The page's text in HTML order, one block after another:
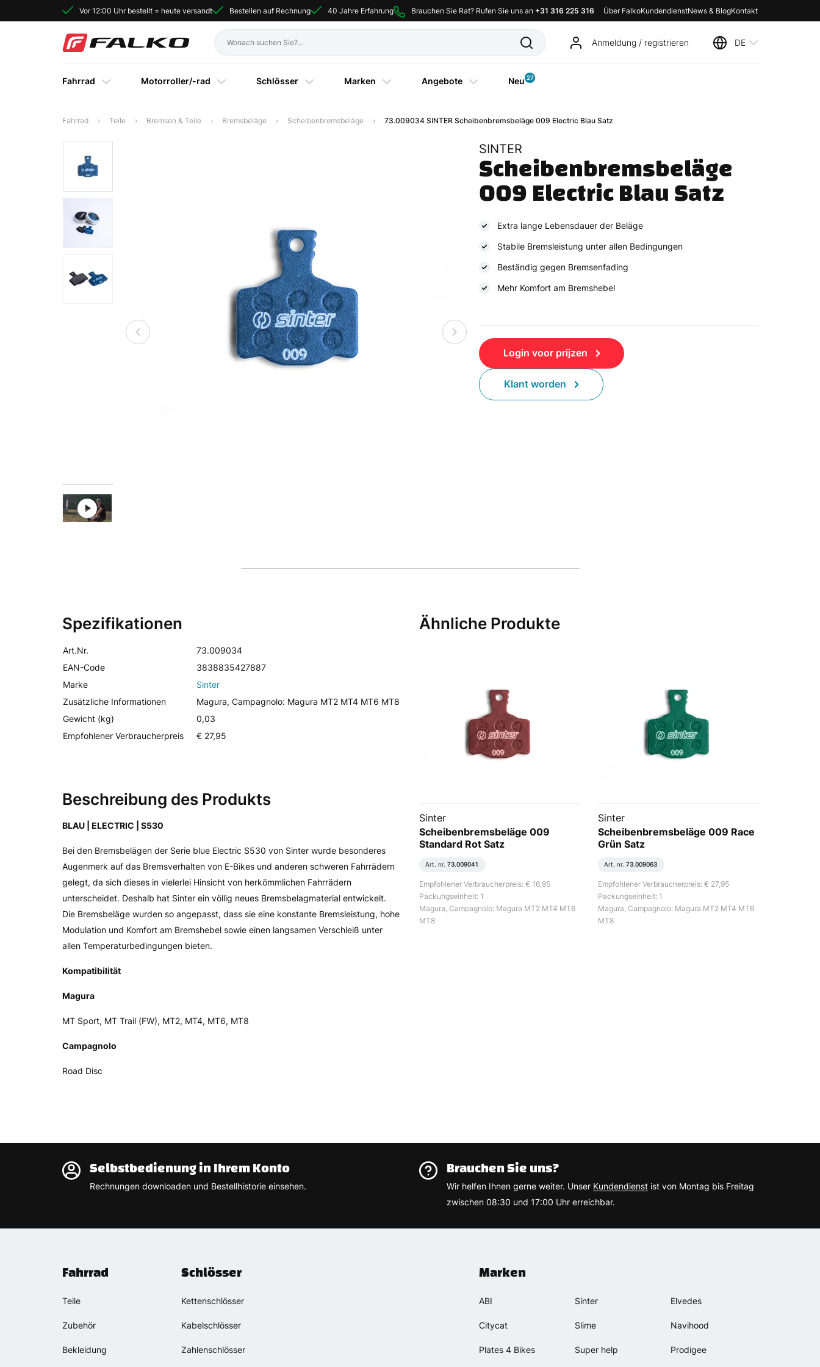
Vor 12:00 Uhr bestellt = heute versandt Bestellen auf Rechnung 40 Jahre Erfahrung Brauchen Sie Rat? Rufen Sie uns an +31 316 225 316 Über FalkoKundendienstNews & BlogKontakt
Anmeldung / registrieren DE
Fahrrad Motorroller/-rad Schlösser Marken Angebote Neu 27
Fahrrad Teile Bremsen & Teile Bremsbeläge Scheibenbremsbeläge 73.009034 SINTER Scheibenbremsbeläge 009 Electric Blau Satz
SINTER
Scheibenbremsbeläge
009 Electric Blau Satz
Extra lange Lebensdauer der Beläge
Stabile Bremsleistung unter allen Bedingungen
Beständig gegen Bremsenfading
Mehr Komfort am Bremshebel
Login voor prijzen
Klant worden
Spezifikationen
Art.Nr.
73.009034
EAN-Code
3838835427887
Marke
Sinter
Zusätzliche Informationen
Magura, Campagnolo: Magura MT2 MT4 MT6 MT8
Gewicht (kg)
0,03
Empfohlener Verbraucherpreis
€ 27,95
Beschreibung des Produkts
BLAU | ELECTRIC | S530
Bei den Bremsbelägen der Serie blue Electric S530 von Sinter wurde besonderes
Augenmerk auf das Bremsverhalten von E-Bikes und anderen schweren Fahrrädern
gelegt, da sich dieses in vielerlei Hinsicht von herkömmlichen Fahrrädern
unterscheidet. Deshalb hat Sinter ein völlig neues Bremsbelagmaterial entwickelt.
Die Bremsbeläge wurden so angepasst, dass sie eine konstante Bremsleistung, hohe
Modulation und Komfort am Bremshebel sowie einen langsamen Verschleiß unter
allen Temperaturbedingungen bieten.
Kompatibilität
Magura
MT Sport, MT Trail (FW), MT2, MT4, MT6, MT8
Campagnolo
Road Disc
Ähnliche Produkte
Sinter
Scheibenbremsbeläge 009
Standard Rot Satz
Art. nr. 73.009041
Empfohlener Verbraucherpreis: € 16,95
Packungseinheit: 1
Magura, Campagnolo: Magura MT2 MT4 MT6
MT8
Sinter
Scheibenbremsbeläge 009 Race
Grün Satz
Art. nr. 73.009063
Empfohlener Verbraucherpreis: € 27,95
Packungseinheit: 1
Magura, Campagnolo: Magura MT2 MT4 MT6
MT8
Selbstbedienung in Ihrem Konto
Rechnungen downloaden und Bestellhistorie einsehen.
Brauchen Sie uns?
Wir helfen Ihnen gerne weiter. Unser Kundendienst ist von Montag bis Freitag
zwischen 08:30 und 17:00 Uhr erreichbar.
Fahrrad
Teile
Zubehör
Bekleidung
Schlösser
Kettenschlösser
Kabelschlösser
Zahlenschlösser
Marken
ABI
Citycat
Plates 4 Bikes
Sinter
Slime
Super help
Elvedes
Navihood
Prodigee